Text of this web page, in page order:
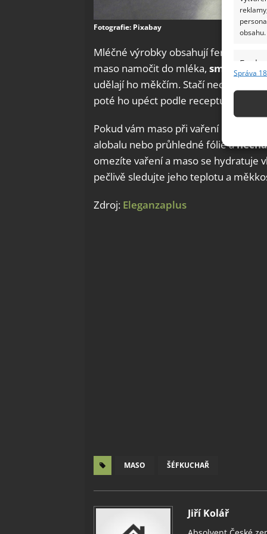
obsahu.
Funkce
Správa
Fotografie: Pixabay
Mléčné výrobky obsahují fermenty,
maso namočit do mléka, smetany
udělají ho měkčím. Stačí nechat
poté ho upéct podle receptu.
Pokud vám maso při vaření příliš
alobalu nebo průhledné fólie a
omezíte vaření a maso se hydratuje
pečlivě sledujte jeho teplotu a
Zdroj: Eleganzaplus
MASO ŠÉFKUCHAŘ
Jiří Kolář